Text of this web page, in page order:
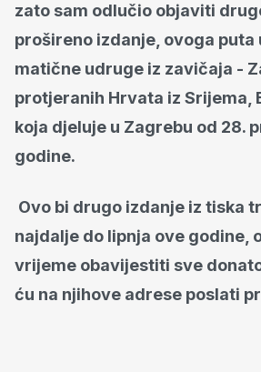
zato sam odlučio objaviti
prošireno izdanje, ovoga puta
matične udruge iz zavičaja -
protjeranih Hrvata iz Srijema,
koja djeluje u Zagrebu od 28.
godine.
Ovo bi drugo izdanje iz tiska
najdalje do lipnja ove godine,
vrijeme obavijestiti sve
ću na njihove adrese poslati